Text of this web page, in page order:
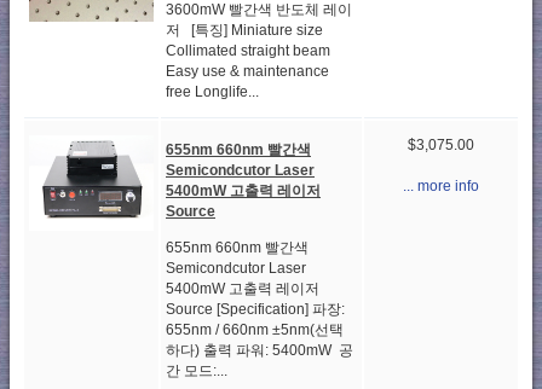
3600mW 빨간색 반도체 레이
저 [특징] Miniature size
Collimated straight beam
Easy use & maintenance
free Longlife...
655nm 660nm 빨간색
Semicondcutor Laser
5400mW 고출력 레이저
Source
655nm 660nm 빨간색
Semicondcutor Laser
5400mW 고출력 레이저
Source [Specification] 파장:
655nm / 660nm ±5nm(선택
하다) 출력 파워: 5400mW 공
간 모드:...
$3,075.00
... more info